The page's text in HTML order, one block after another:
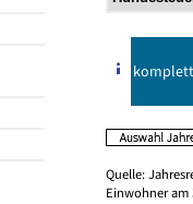
komplett
Quelle:
Einwohner am